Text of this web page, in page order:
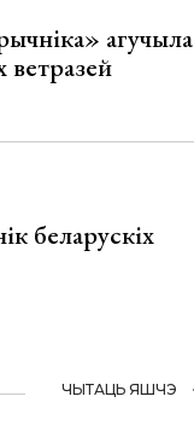
агучыла
ветразей
беларускіх
ЧЫТАЦЬ ЯШЧЭ